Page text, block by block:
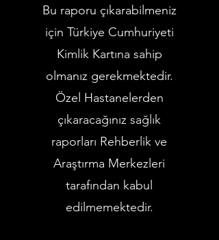
Bu raporu çıkarabilmeniz
için Türkiye Cumhuriyeti
Kimlik Kartına sahip
olmanız gerekmektedir.
Özel Hastanelerden
çıkaracağınız sağlık
raporları Rehberlik ve
Araştırma Merkezleri
tarafından kabul
edilmemektedir.